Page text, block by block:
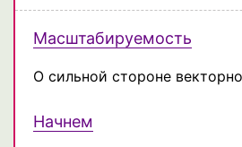
Масштабируемость
О сильной стороне
Начнем